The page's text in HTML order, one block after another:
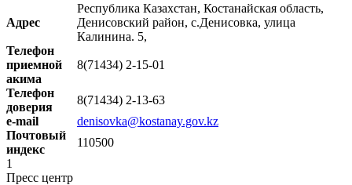
Адрес
Республика Казахстан, Костанайская область,
Денисовский район, с.Денисовка, улица
Калинина. 5,
Телефон
приемной
акима
8(71434) 2-15-01
Телефон
доверия
8(71434) 2-13-63
e-mail
denisovka@kostanay.gov.kz
Почтовый
индекс
110500
1
Пресс центр